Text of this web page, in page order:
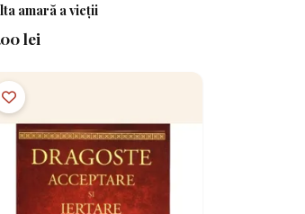
amară a vieții
lei